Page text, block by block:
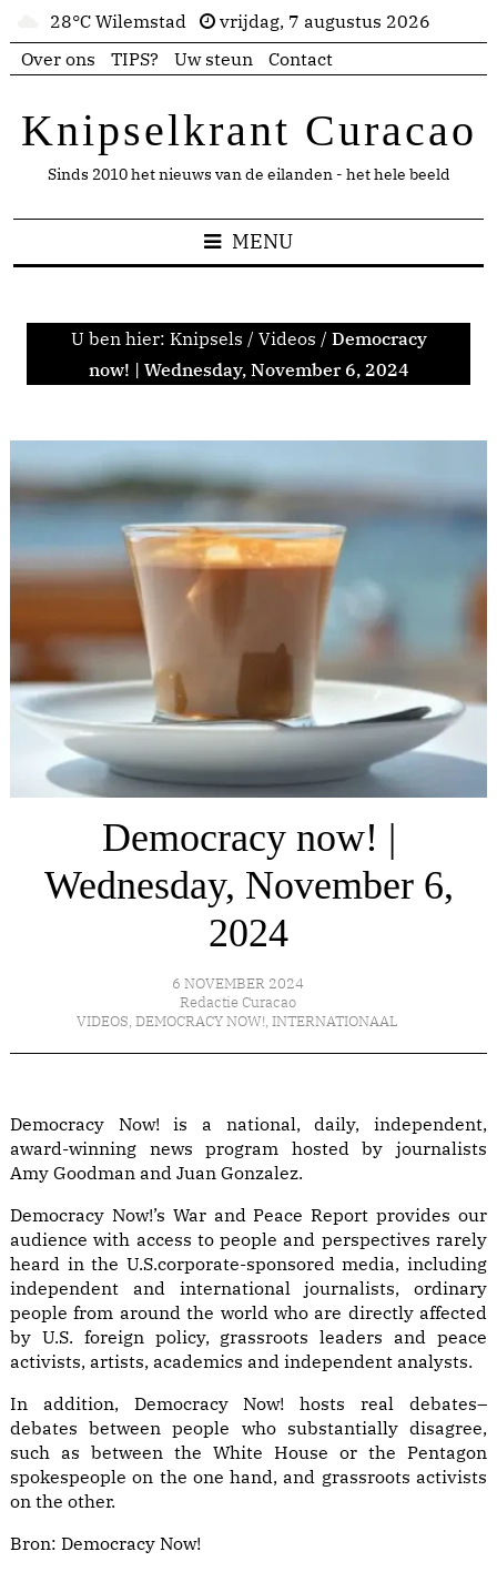
28°C Wilemstad
vrijdag, 7 augustus 2026
Over ons
TIPS? Uw steun Contact
Knipselkrant Curacao
Sinds 2010 het nieuws van de eilanden - het hele beeld
MENU
U ben hier: Knipsels / Videos / Democracy
now! | Wednesday, November 6, 2024
Democracy now! |
Wednesday, November 6,
2024
6 NOVEMBER 2024
Redactie Curacao
VIDEOS, DEMOCRACY NOW!, INTERNATIONAAL
Democracy Now! is a national, daily, independent,
award-winning news program hosted by journalists
Amy Goodman and Juan Gonzalez.
Democracy Now!’s War and Peace Report provides our
audience with access to people and perspectives rarely
heard in the U.S.corporate-sponsored media, including
independent and international journalists, ordinary
people from around the world who are directly affected
by U.S. foreign policy, grassroots leaders and peace
activists, artists, academics and independent analysts.
In addition, Democracy Now! hosts real debates–
debates between people who substantially disagree,
such as between the White House or the Pentagon
spokespeople on the one hand, and grassroots activists
on the other.
Bron: Democracy Now!